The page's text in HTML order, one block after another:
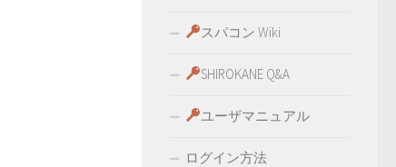
スパコン Wiki
SHIROKANE Q&A
ユーザマニュアル
ログイン方法